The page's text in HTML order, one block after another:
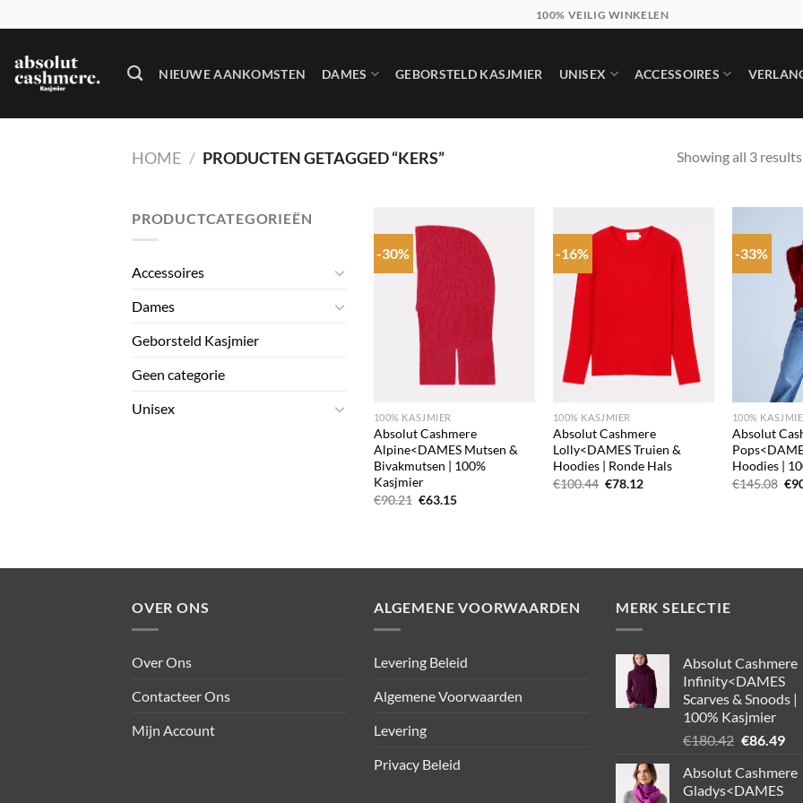
to
content
100% VEILIG WINKELEN
NIEUWE AANKOMSTEN DAMES GEBORSTELD KASJMIER UNISEX ACCESSOIRES
HOME / PRODUCTEN GETAGGED “KERS” Showing all 3 results
PRODUCTCATEGORIEËN
Accessoires
Dames
Geborsteld Kasjmier
Geen categorie
Unisex
-30%
Add to
wishlist
100% KASJMIER
Absolut Cashmere
Alpine<DAMES Mutsen &
Bivakmutsen | 100%
Kasjmier
€90.21 Oorspronkelijke
€63.15Huidige
-16%
Add to
wishlist
+
100% KASJMIER
Absolut Cashmere
Lolly<DAMES Truien &
Hoodies | Ronde Hals
€100.44 Oorspronkelijke
€78.12Huidige
-33%
100%
Absolut
Hoodies |
€145.08 €
OVER ONS
Over Ons
Contacteer Ons
Mijn Account
ALGEMENE VOORWAARDEN
Levering Beleid
Algemene Voorwaarden
Levering
Privacy Beleid
MERK SELECTIE
Absolut Cashmere
Infinity<DAMES
Scarves & Snoods |
100% Kasjmier
€180.42
was:
€180.42.
€86.49
is:
Absolut Cashmere
Gladys<DAMES